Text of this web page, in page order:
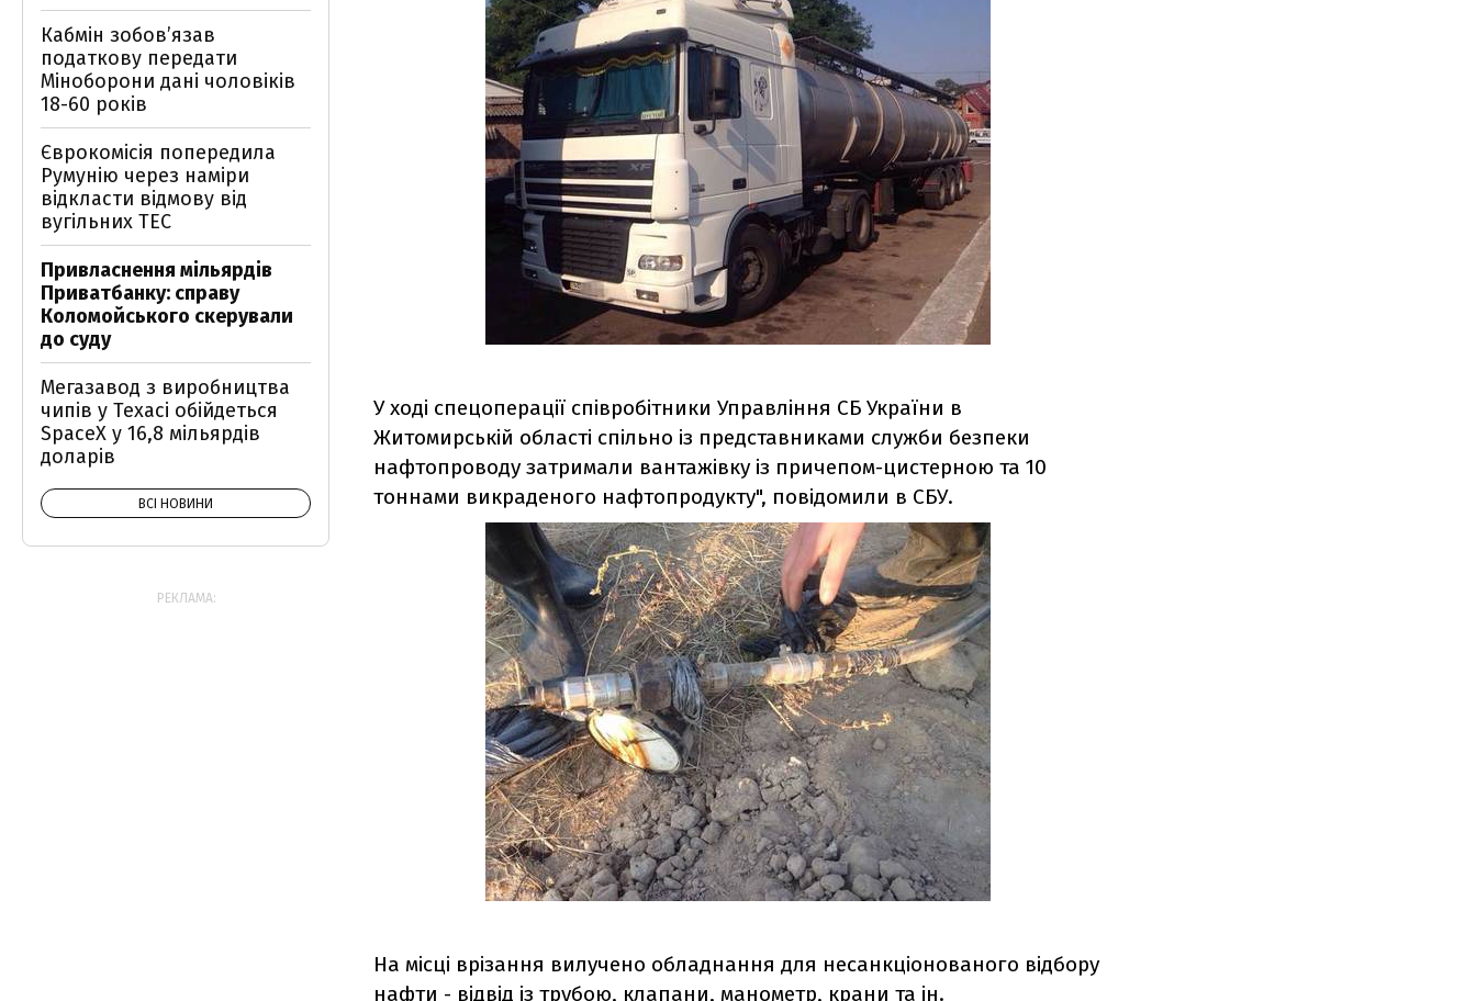
У ході спецоперації співробітники Управління СБ України в
Житомирській області спільно із представниками служби безпеки
нафтопроводу затримали вантажівку із причепом-цистерною та 10
тоннами викраденого нафтопродукту", повідомили в СБУ.
На місці врізання вилучено обладнання для несанкціонованого відбору
нафти - відвід із трубою, клапани, манометр, крани та ін.
Кабмін зобовʼязав
податкову передати
Міноборони дані чоловіків
18-60 років
Єврокомісія попередила
Румунію через наміри
відкласти відмову від
вугільних ТЕС
Привласнення мільярдів
Приватбанку: справу
Коломойського скерували
до суду
Мегазавод з виробництва
чипів у Техасі обійдеться
SpaceX у 16,8 мільярдів
доларів
ВСІ НОВИНИ
РЕКЛАМА: